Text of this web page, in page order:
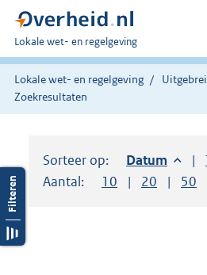
U
bent
hier:
Lokale wet- en regelgeving
Lokale wet- en regelgeving
Zoekresultaten
Sorteer op: Sorteer op:
Datum
Aantal:
Toon
10 resultaten per
Toon
20 50